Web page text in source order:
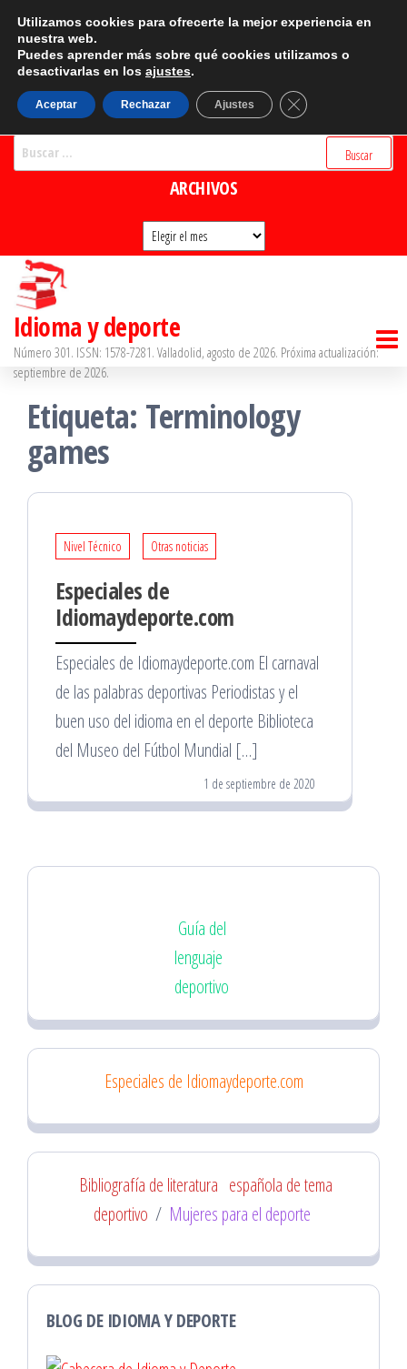
Saltar
contenido
CATEGORÍAS
Categorías
BUSCADOR
ARCHIVOS
Archivos
Idioma y deporte
Número 301. ISSN: 1578-7281. Valladolid, agosto de 2026. Próxima actualización:
septiembre de 2026.
Etiqueta: Terminology
games
Nivel Técnico Otras noticias
Especiales de
Idiomaydeporte.com
Especiales de Idiomaydeporte.com El carnaval
de las palabras deportivas Periodistas y el
buen uso del idioma en el deporte Biblioteca
del Museo del Fútbol Mundial […]
1 de septiembre de 2020
Guía del
lenguaje
deportivo
Especiales de Idiomaydeporte.com
Bibliografía de literatura española de tema
deportivo / Mujeres para el deporte
BLOG DE IDIOMA Y DEPORTE
Utilizamos cookies para ofrecerte la mejor experiencia en
nuestra web.
Puedes aprender más sobre qué cookies utilizamos o
desactivarlas en los ajustes.
Aceptar Rechazar Ajustes Cerrar el banner